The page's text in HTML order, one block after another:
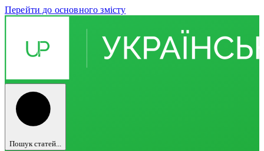
Перейти до основного змісту
Пошук статей...